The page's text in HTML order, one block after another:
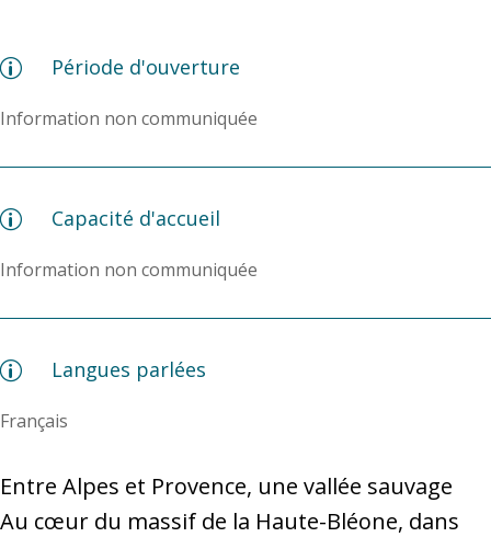
p Période d'ouverture
Information non communiquée
p Capacité d'accueil
Information non communiquée
p Langues parlées
Français
Entre Alpes et Provence, une vallée sauvage
Au cœur du massif de la Haute-Bléone, dans